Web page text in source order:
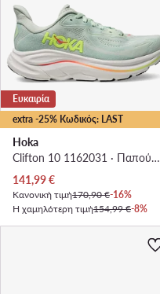
extra -25% Κωδικός: LAST
Ευκαιρία
Hoka
Clifton 10 1162031 · Παπούτσια για Τρέξιμο
Τρέχουσα τιμή
141,99€
Κανονική τιμή170,90 €-16%
Η χαμηλότερη τιμή154,99 €-8%